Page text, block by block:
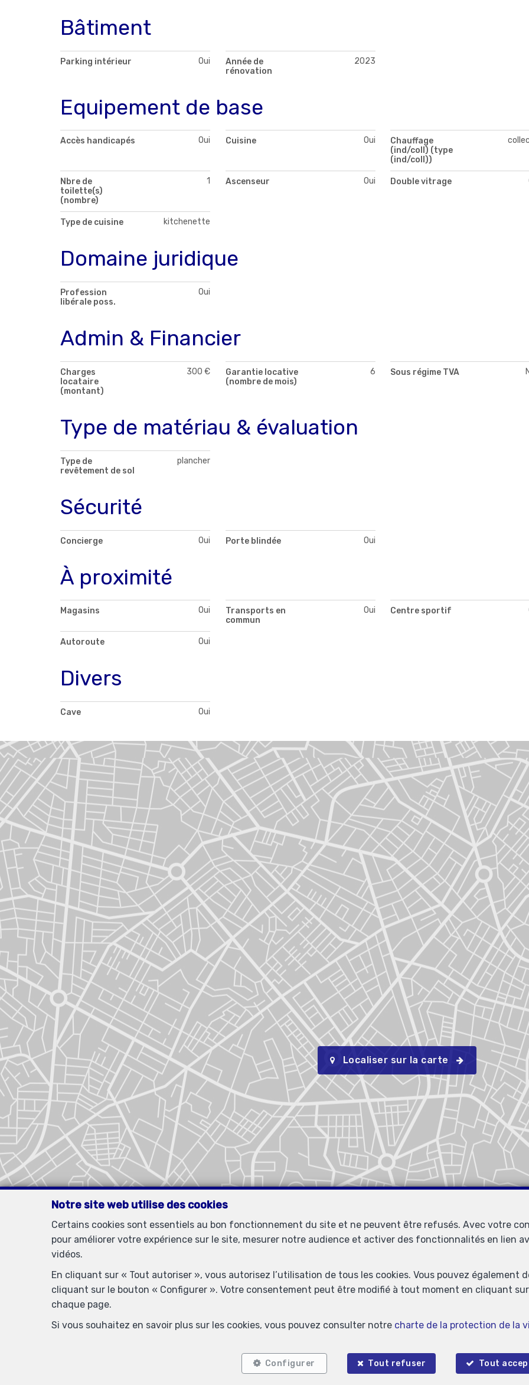
Bâtiment
Parking intérieur Oui
Année de
rénovation
2023
Equipement de base
Accès handicapés Oui Cuisine Oui
Chauffage
(ind/coll) (type
(ind/coll))
Nbre de
toilette(s)
(nombre)
1 Ascenseur Oui Double vitrage
Type de cuisine kitchenette
Domaine juridique
Profession
libérale poss.
Oui
Admin & Financier
Charges
locataire
(montant)
300 €
Garantie locative
(nombre de mois)
6 Sous régime TVA
Type de matériau & évaluation
Type de
revêtement de sol
plancher
Sécurité
Concierge Oui Porte blindée Oui
À proximité
Magasins Oui
Transports en
commun
Oui Centre sportif
Autoroute Oui
Divers
Cave Oui
Localiser sur la carte
Notre site web utilise des cookies
Certains cookies sont essentiels au bon fonctionnement du site et ne peuvent être refusés. Avec votre
pour améliorer votre expérience sur le site, mesurer notre audience et activer des fonctionnalités en lien
vidéos.
En cliquant sur « Tout autoriser », vous autorisez l’utilisation de tous les cookies. Vous pouvez également
cliquant sur le bouton « Configurer ». Votre consentement peut être modifié à tout moment en cliquant
chaque page.
Si vous souhaitez en savoir plus sur les cookies, vous pouvez consulter notre charte de la protection de la
Configurer Tout refuser Tout